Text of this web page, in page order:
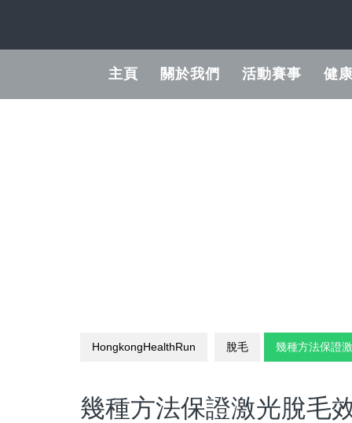
主頁 關於我們 活動賽事 健
HongkongHealthRun 脫毛 幾種方法保證
幾種方法保證激光脫毛